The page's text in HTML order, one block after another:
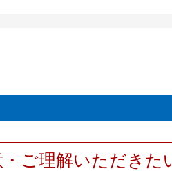
ご理解いただきた